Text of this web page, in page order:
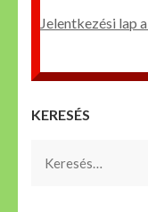
Jelentkezési lap
KERESÉS
Keresés: